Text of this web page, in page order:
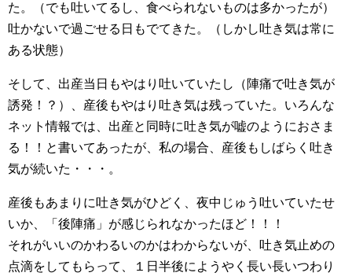
た。（でも吐いてるし、食べられないものは多かったが）
吐かないで過ごせる日もでてきた。（しかし吐き気は常に
ある状態）
そして、出産当日もやはり吐いていたし（陣痛で吐き気が
誘発！？）、産後もやはり吐き気は残っていた。いろんな
ネット情報では、出産と同時に吐き気が嘘のようにおさま
る！！と書いてあったが、私の場合、産後もしばらく吐き
気が続いた・・・。
産後もあまりに吐き気がひどく、夜中じゅう吐いていたせ
いか、「後陣痛」が感じられなかったほど！！！
それがいいのかわるいのかはわからないが、吐き気止めの
点滴をしてもらって、１日半後にようやく長い長いつわり